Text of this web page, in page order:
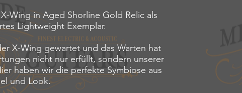
Wing in Aged Shorline Gold Relic als
Lightweight Exemplar.
X-Wing gewartet und das Warten hat
nicht nur erfüllt, sondern unserer
haben wir die perfekte Symbiose aus
und Look.